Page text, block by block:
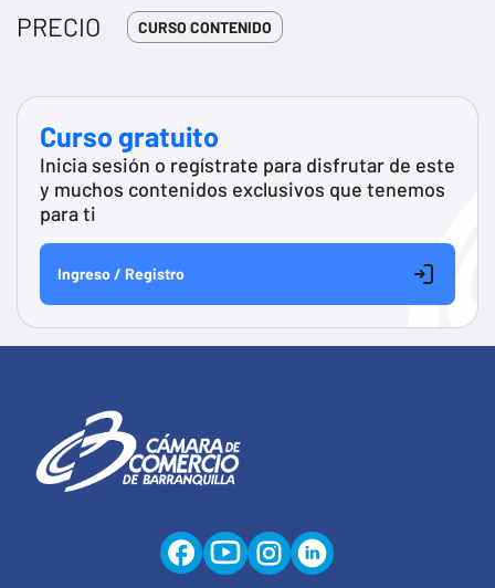
PRECIO CURSO CONTENIDO
Curso gratuito
Inicia sesión o regístrate para disfrutar de este
y muchos contenidos exclusivos que tenemos
para ti
Ingreso / Registro